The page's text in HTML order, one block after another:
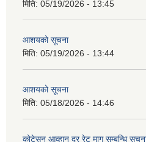
मिति: 05/19/2026 - 13:45
आशयको सूचना
मिति: 05/19/2026 - 13:44
आशयको सूचना
मिति: 05/18/2026 - 14:46
कोटेसन आव्हान दर रेट माग सम्बन्धि